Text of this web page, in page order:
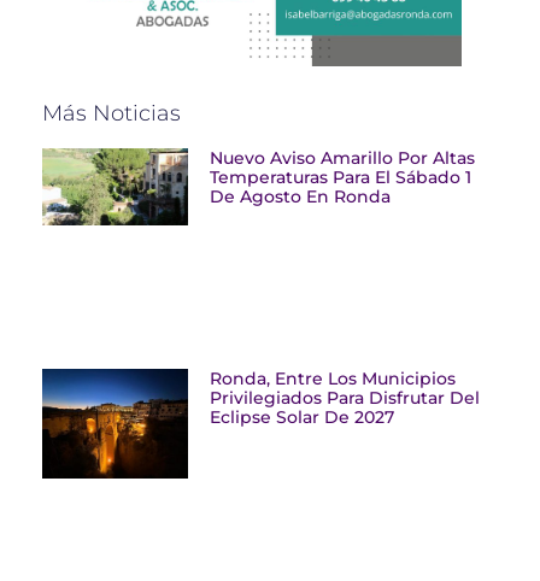
Más Noticias
Nuevo Aviso Amarillo Por Altas
Temperaturas Para El Sábado 1
De Agosto En Ronda
Ronda, Entre Los Municipios
Privilegiados Para Disfrutar Del
Eclipse Solar De 2027